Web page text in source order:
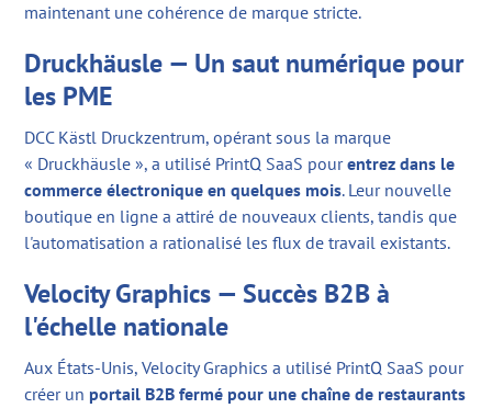
maintenant une cohérence de marque stricte.
Druckhäusle — Un saut numérique pour
les PME
DCC Kästl Druckzentrum, opérant sous la marque
« Druckhäusle », a utilisé PrintQ SaaS pourentrez dans le
commerce électronique en quelques mois. Leur nouvelle
boutique en ligne a attiré de nouveaux clients, tandis que
l'automatisation a rationalisé les flux de travail existants.
Velocity Graphics — Succès B2B à
l'échelle nationale
Aux États-Unis, Velocity Graphics a utilisé PrintQ SaaS pour
créer un portail B2B fermé pour une chaîne de restaurants